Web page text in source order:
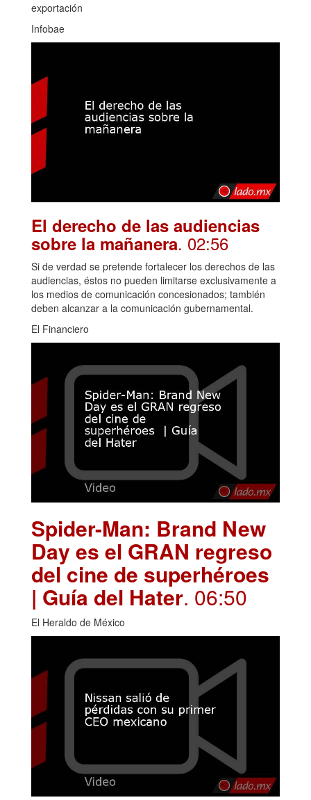
exportación
Infobae
El derecho de las audiencias
sobre la mañanera. 02:56
Si de verdad se pretende fortalecer los derechos de las
audiencias, éstos no pueden limitarse exclusivamente a
los medios de comunicación concesionados; también
deben alcanzar a la comunicación gubernamental.
El Financiero
Spider-Man: Brand New
Day es el GRAN regreso
del cine de superhéroes
| Guía del Hater. 06:50
El Heraldo de México